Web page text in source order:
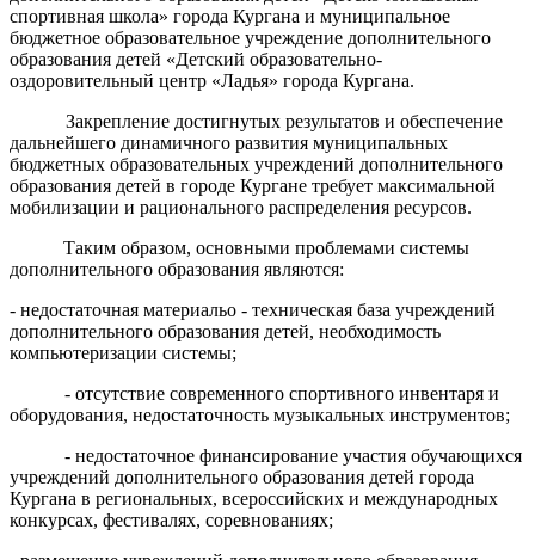
спортивная школа» города Кургана и муниципальное
бюджетное образовательное учреждение дополнительного
образования детей «Детский образовательно-
оздоровительный центр «Ладья» города Кургана.
Закрепление достигнутых результатов и обеспечение
дальнейшего динамичного развития муниципальных
бюджетных образовательных учреждений дополнительного
образования детей в городе Кургане требует максимальной
мобилизации и рационального распределения ресурсов.
Таким образом, основными проблемами системы
дополнительного образования являются:
- недостаточная материальо - техническая база учреждений
дополнительного образования детей, необходимость
компьютеризации системы;
- отсутствие современного спортивного инвентаря и
оборудования, недостаточность музыкальных инструментов;
- недостаточное финансирование участия обучающихся
учреждений дополнительного образования детей города
Кургана в региональных, всероссийских и международных
конкурсах, фестивалях, соревнованиях;